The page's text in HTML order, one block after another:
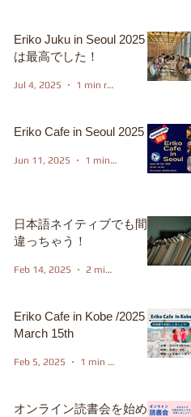
Eriko Juku in Seoul 2025
は最高でした！
Jul 4, 2025 1 min read
Eriko Cafe in Seoul 2025
Jun 11, 2025 1 min read
日本語ネイティブでも間
違っちゃう！
Feb 14, 2025 2 min read
Eriko Cafe in Kobe /2025
March 15th
Feb 5, 2025 1 min read
オンライン読書会を始め